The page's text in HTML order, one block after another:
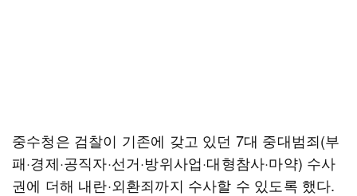
중수청은 검찰이 기존에 갖고 있던 7대 중대범죄(부
패·경제·공직자·선거·방위사업·대형참사·마약) 수사
권에 더해 내란·외환죄까지 수사할 수 있도록 했다.